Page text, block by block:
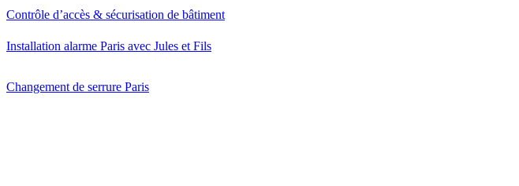
Contrôle d’accès & sécurisation de bâtiment
Installation alarme Paris avec Jules et Fils
Changement de serrure Paris